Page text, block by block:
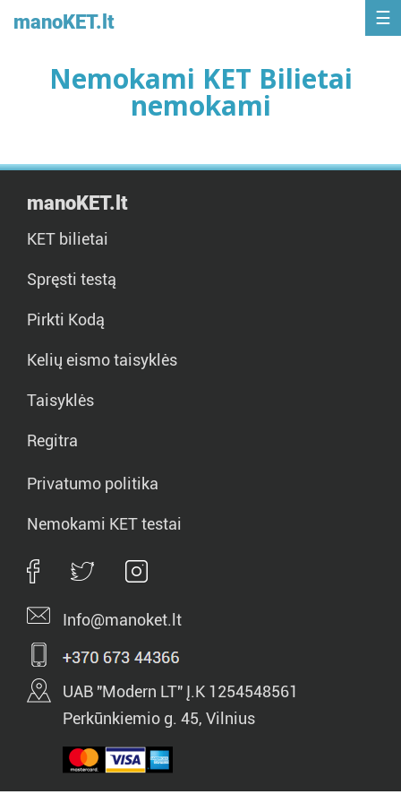
manoKET.lt
Nemokami KET Bilietai
nemokami
manoKET.lt
KET bilietai
Spręsti testą
Pirkti Kodą
Kelių eismo taisyklės
Taisyklės
Regitra
Privatumo politika
Nemokami KET testai
Info@manoket.lt
UAB "Modern LT" Į.K 1254548561
Perkūnkiemio g. 45, Vilnius